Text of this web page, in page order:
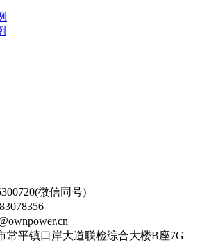
微信同号)
常平镇口岸大道联检综合大楼B座7G